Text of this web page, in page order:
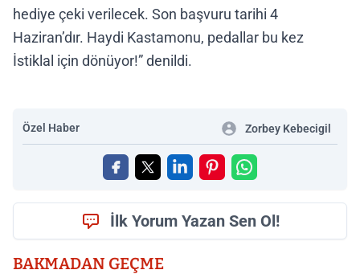
hediye çeki verilecek. Son başvuru tarihi 4
Haziran’dır. Haydi Kastamonu, pedallar bu kez
İstiklal için dönüyor!” denildi.
Özel Haber Zorbey Kebecigil
İlk Yorum Yazan Sen Ol!
BAKMADAN GEÇME